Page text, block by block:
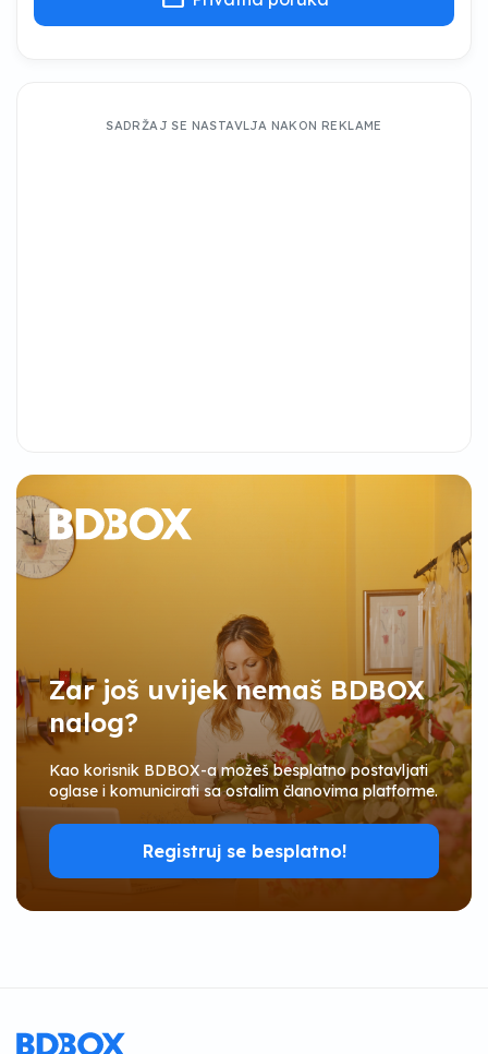
SADRŽAJ SE NASTAVLJA NAKON REKLAME
Zar još uvijek nemaš BDBOX
nalog?
Kao korisnik BDBOX-a možeš besplatno postavljati
oglase i komunicirati sa ostalim članovima platforme.
Registruj se besplatno!